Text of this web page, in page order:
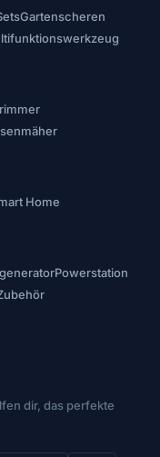
Gartenscheren
Home
Powerstation
dir, das perfekte